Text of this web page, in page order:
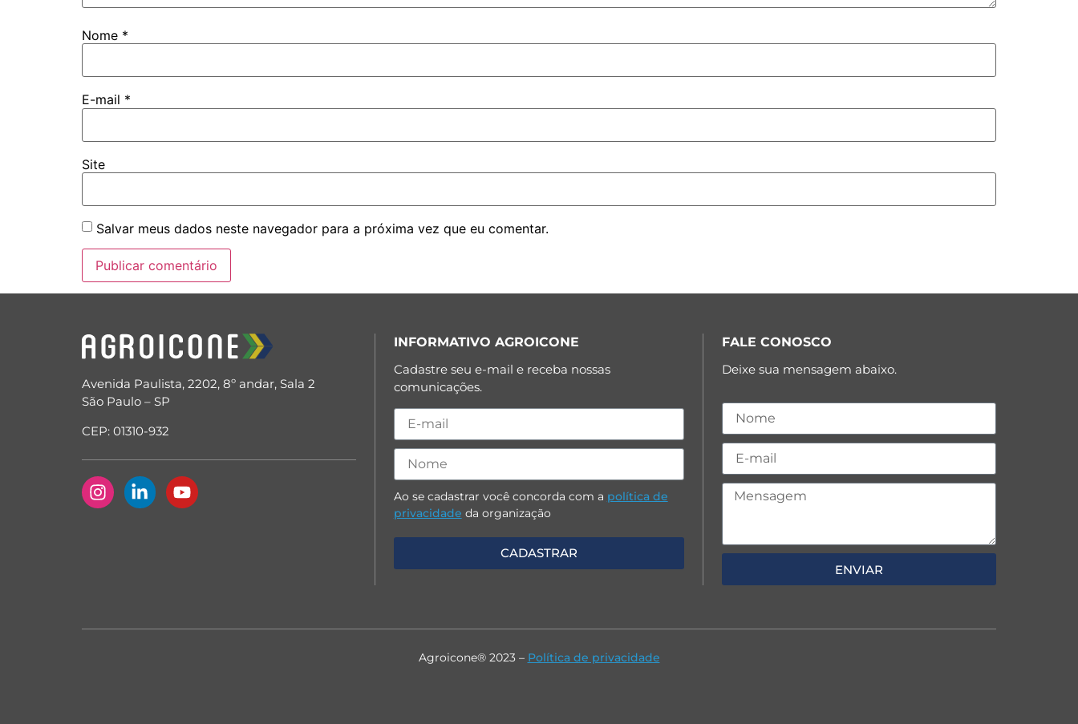
Nome *
E-mail *
Site
Salvar meus dados neste navegador para a próxima vez que eu comentar.
Avenida Paulista, 2202, 8º andar, Sala 2
São Paulo – SP
CEP: 01310-932
INFORMATIVO AGROICONE
Cadastre seu e-mail e receba nossas
comunicações.
Ao se cadastrar você concorda com a política de
privacidade da organização
FALE CONOSCO
Deixe sua mensagem abaixo.
ENVIAR
Agroicone® 2023 – Política de privacidade